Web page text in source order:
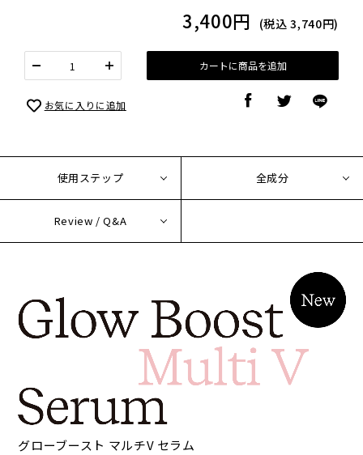
3,400円 (税込3,740円)
カートに商品を追加
お気に入りに追加
使用ステップ 全成分
Review / Q&A
グローブースト マルチV セラム